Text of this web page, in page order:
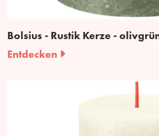
Bolsius - Rustik Kerze -
Entdecken